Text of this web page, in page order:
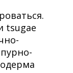
tsugae